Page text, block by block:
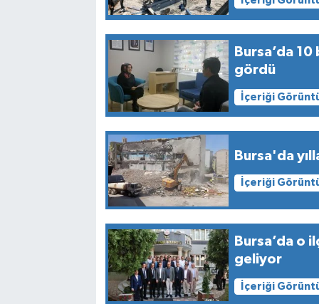
Bursa’da
gördü
İçeriği
Bursa'da
İçeriği
Bursa’da o
geliyor
İçeriği